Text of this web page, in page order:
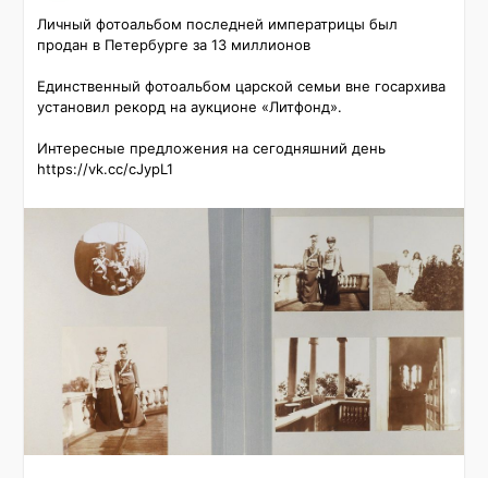
Личный фотоальбом последней императрицы был
продан в Петербурге за 13 миллионов
Единственный фотоальбом царской семьи вне госархива
установил рекорд на аукционе «Литфонд».
Интересные предложения на сегодняшний день
https://vk.cc/cJypL1